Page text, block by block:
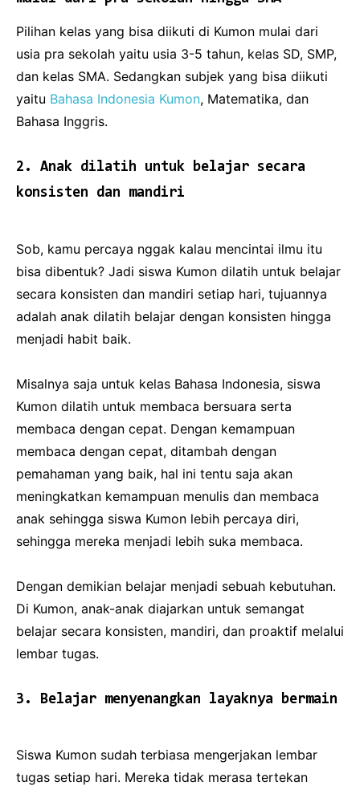
Pilihan kelas yang bisa diikuti di Kumon mulai dari
usia pra sekolah yaitu usia 3-5 tahun, kelas SD, SMP,
dan kelas SMA. Sedangkan subjek yang bisa diikuti
yaitu Bahasa Indonesia Kumon, Matematika, dan
Bahasa Inggris.
2. Anak dilatih untuk belajar secara
konsisten dan mandiri
Sob, kamu percaya nggak kalau mencintai ilmu itu
bisa dibentuk? Jadi siswa Kumon dilatih untuk belajar
secara konsisten dan mandiri setiap hari, tujuannya
adalah anak dilatih belajar dengan konsisten hingga
menjadi habit baik.
Misalnya saja untuk kelas Bahasa Indonesia, siswa
Kumon dilatih untuk membaca bersuara serta
membaca dengan cepat. Dengan kemampuan
membaca dengan cepat, ditambah dengan
pemahaman yang baik, hal ini tentu saja akan
meningkatkan kemampuan menulis dan membaca
anak sehingga siswa Kumon lebih percaya diri,
sehingga mereka menjadi lebih suka membaca.
Dengan demikian belajar menjadi sebuah kebutuhan.
Di Kumon, anak-anak diajarkan untuk semangat
belajar secara konsisten, mandiri, dan proaktif melalui
lembar tugas.
3. Belajar menyenangkan layaknya bermain
Siswa Kumon sudah terbiasa mengerjakan lembar
tugas setiap hari. Mereka tidak merasa tertekan